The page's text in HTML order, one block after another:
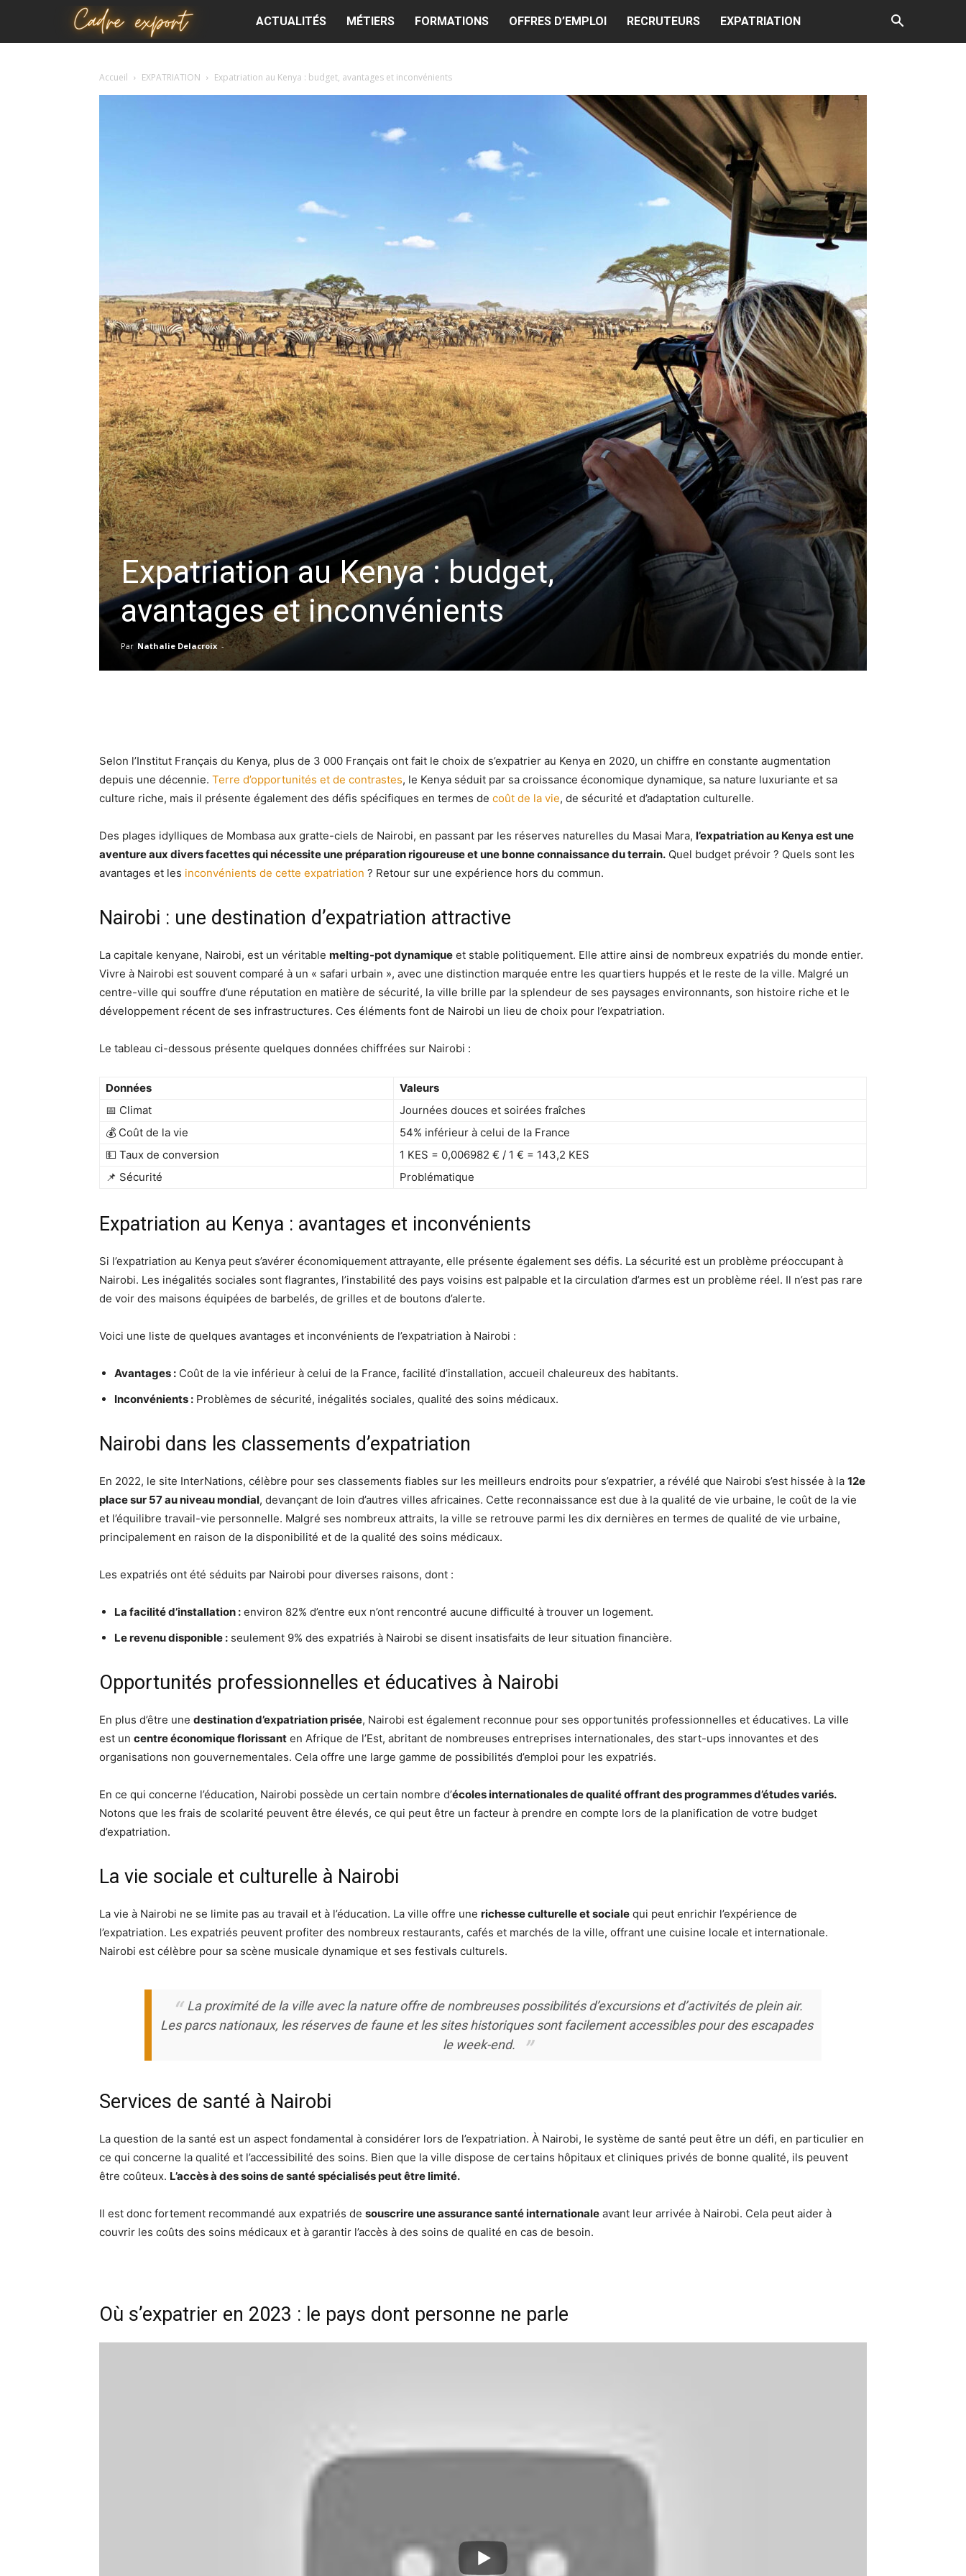
Cadre
ACTUALITÉS MÉTIERS FORMATIONS OFFRES D’EMPLOI RECRUTEURS EXPATRIATION
Accueil EXPATRIATION Expatriation au Kenya : budget, avantages et inconvénients
Expatriation au Kenya : budget,
avantages et inconvénients
Par Nathalie Delacroix -
Selon l’Institut Français du Kenya, plus de 3 000 Français ont fait le choix de s’expatrier au Kenya en 2020, un chiffre en constante augmentation
depuis une décennie. Terre d’opportunités et de contrastes, le Kenya séduit par sa croissance économique dynamique, sa nature luxuriante et sa
culture riche, mais il présente également des défis spécifiques en termes de coût de la vie, de sécurité et d’adaptation culturelle.
Des plages idylliques de Mombasa aux gratte-ciels de Nairobi, en passant par les réserves naturelles du Masai Mara, l’expatriation au Kenya est une
aventure aux divers facettes qui nécessite une préparation rigoureuse et une bonne connaissance du terrain. Quel budget prévoir ? Quels sont les
avantages et les inconvénients de cette expatriation ? Retour sur une expérience hors du commun.
Nairobi : une destination d’expatriation attractive
La capitale kenyane, Nairobi, est un véritable melting-pot dynamique et stable politiquement. Elle attire ainsi de nombreux expatriés du monde entier.
Vivre à Nairobi est souvent comparé à un « safari urbain », avec une distinction marquée entre les quartiers huppés et le reste de la ville. Malgré un
centre-ville qui souffre d’une réputation en matière de sécurité, la ville brille par la splendeur de ses paysages environnants, son histoire riche et le
développement récent de ses infrastructures. Ces éléments font de Nairobi un lieu de choix pour l’expatriation.
Le tableau ci-dessous présente quelques données chiffrées sur Nairobi :
Données
Valeurs
📅 Climat
Journées douces et soirées fraîches
💰 Coût de la vie
54% inférieur à celui de la France
💵 Taux de conversion
1 KES = 0,006982 € / 1 € = 143,2 KES
📌 Sécurité
Problématique
Expatriation au Kenya : avantages et inconvénients
Si l’expatriation au Kenya peut s’avérer économiquement attrayante, elle présente également ses défis. La sécurité est un problème préoccupant à
Nairobi. Les inégalités sociales sont flagrantes, l’instabilité des pays voisins est palpable et la circulation d’armes est un problème réel. Il n’est pas rare
de voir des maisons équipées de barbelés, de grilles et de boutons d’alerte.
Voici une liste de quelques avantages et inconvénients de l’expatriation à Nairobi :
Avantages : Coût de la vie inférieur à celui de la France, facilité d’installation, accueil chaleureux des habitants.
Inconvénients : Problèmes de sécurité, inégalités sociales, qualité des soins médicaux.
Nairobi dans les classements d’expatriation
En 2022, le site InterNations, célèbre pour ses classements fiables sur les meilleurs endroits pour s’expatrier, a révélé que Nairobi s’est hissée à la 12e
place sur 57 au niveau mondial, devançant de loin d’autres villes africaines. Cette reconnaissance est due à la qualité de vie urbaine, le coût de la vie
et l’équilibre travail-vie personnelle. Malgré ses nombreux attraits, la ville se retrouve parmi les dix dernières en termes de qualité de vie urbaine,
principalement en raison de la disponibilité et de la qualité des soins médicaux.
Les expatriés ont été séduits par Nairobi pour diverses raisons, dont :
La facilité d’installation : environ 82% d’entre eux n’ont rencontré aucune difficulté à trouver un logement.
Le revenu disponible : seulement 9% des expatriés à Nairobi se disent insatisfaits de leur situation financière.
Opportunités professionnelles et éducatives à Nairobi
En plus d’être une destination d’expatriation prisée, Nairobi est également reconnue pour ses opportunités professionnelles et éducatives. La ville
est un centre économique florissant en Afrique de l’Est, abritant de nombreuses entreprises internationales, des start-ups innovantes et des
organisations non gouvernementales. Cela offre une large gamme de possibilités d’emploi pour les expatriés.
En ce qui concerne l’éducation, Nairobi possède un certain nombre d’écoles internationales de qualité offrant des programmes d’études variés.
Notons que les frais de scolarité peuvent être élevés, ce qui peut être un facteur à prendre en compte lors de la planification de votre budget
d’expatriation.
La vie sociale et culturelle à Nairobi
La vie à Nairobi ne se limite pas au travail et à l’éducation. La ville offre une richesse culturelle et sociale qui peut enrichir l’expérience de
l’expatriation. Les expatriés peuvent profiter des nombreux restaurants, cafés et marchés de la ville, offrant une cuisine locale et internationale.
Nairobi est célèbre pour sa scène musicale dynamique et ses festivals culturels.
La proximité de la ville avec la nature offre de nombreuses possibilités d’excursions et d’activités de plein air.
Les parcs nationaux, les réserves de faune et les sites historiques sont facilement accessibles pour des escapades
le week-end.
Services de santé à Nairobi
La question de la santé est un aspect fondamental à considérer lors de l’expatriation. À Nairobi, le système de santé peut être un défi, en particulier en
ce qui concerne la qualité et l’accessibilité des soins. Bien que la ville dispose de certains hôpitaux et cliniques privés de bonne qualité, ils peuvent
être coûteux. L’accès à des soins de santé spécialisés peut être limité.
Il est donc fortement recommandé aux expatriés de souscrire une assurance santé internationale avant leur arrivée à Nairobi. Cela peut aider à
couvrir les coûts des soins médicaux et à garantir l’accès à des soins de qualité en cas de besoin.
Où s’expatrier en 2023 : le pays dont personne ne parle